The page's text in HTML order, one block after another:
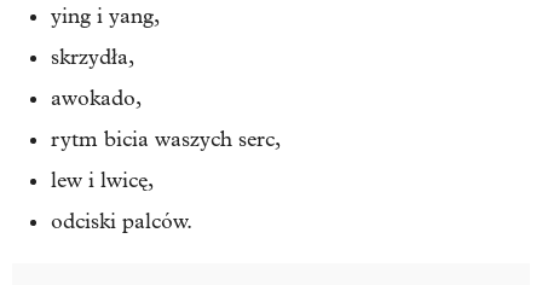
ying i yang,
skrzydła,
awokado,
rytm bicia waszych serc,
lew i lwicę,
odciski palców.